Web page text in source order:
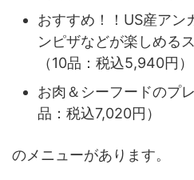
おすすめ！！US産アン
ンピザなどが楽しめる
（10品：税込5,940円）
お肉＆シーフードのプ
品：税込7,020円）
のメニューがあります。